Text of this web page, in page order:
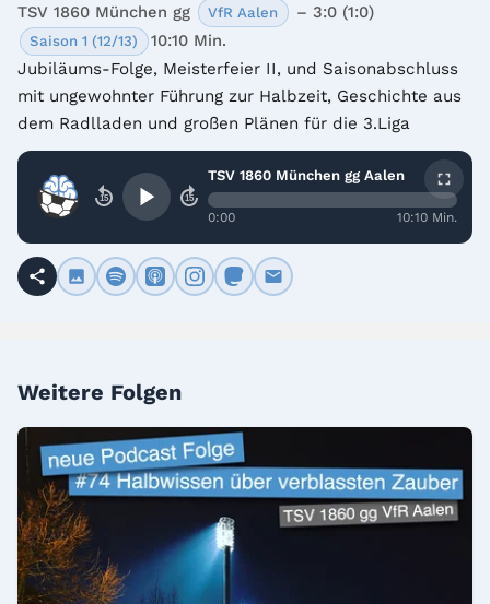
TSV 1860 München gg VfR Aalen – 3:0 (1:0)
Saison 1 (12/13)
10:10 Min.
Jubiläums-Folge, Meisterfeier II, und Saisonabschluss
mit ungewohnter Führung zur Halbzeit, Geschichte aus
dem Radlladen und großen Plänen für die 3.Liga
15 15
TSV 1860 München gg Aalen
0:00 10:10 Min.
Weitere Folgen